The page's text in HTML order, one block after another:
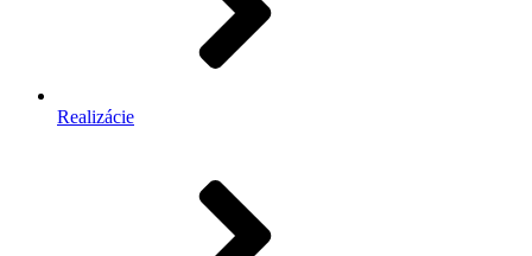
Realizácie